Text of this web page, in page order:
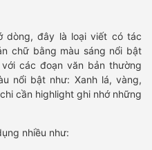
dòng, đây là loại viết có tác
chữ bằng màu sáng nổi bật
các đoạn văn bản thường
nổi bật như: Xanh lá, vàng,
cần highlight ghi nhớ những
nhiều như: